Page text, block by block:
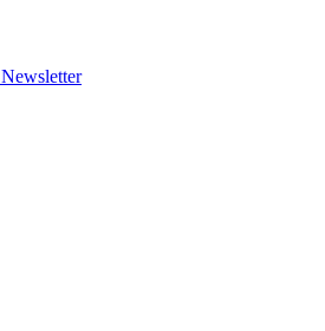
Newsletter